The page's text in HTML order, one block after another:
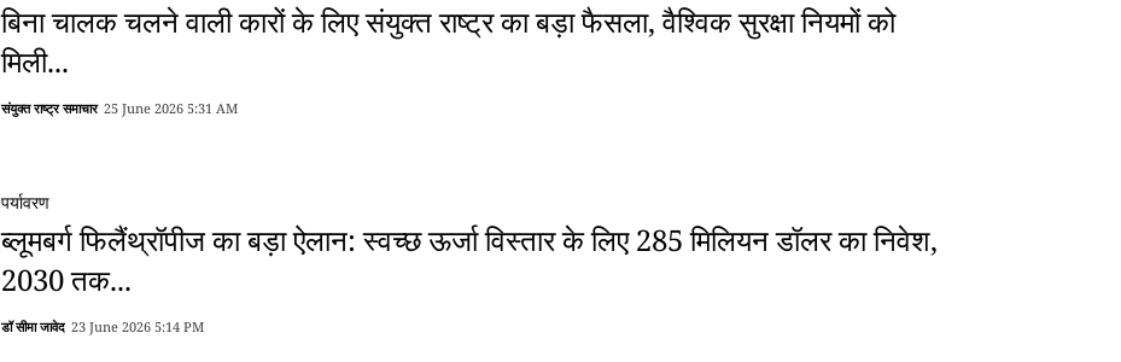
बिना चालक चलने वाली कारों के लिए संयुक्त राष्ट्र का बड़ा फैसला, वैश्विक सुरक्षा नियमों को
मिली...
संयुक्त राष्ट्र समाचार 25 June 2026 5:31 AM
पर्यावरण
ब्लूमबर्ग फिलैंथ्रॉपीज का बड़ा ऐलान: स्वच्छ ऊर्जा विस्तार के लिए 285 मिलियन डॉलर का निवेश,
2030 तक...
डॉ सीमा जावेद 23 June 2026 5:14 PM